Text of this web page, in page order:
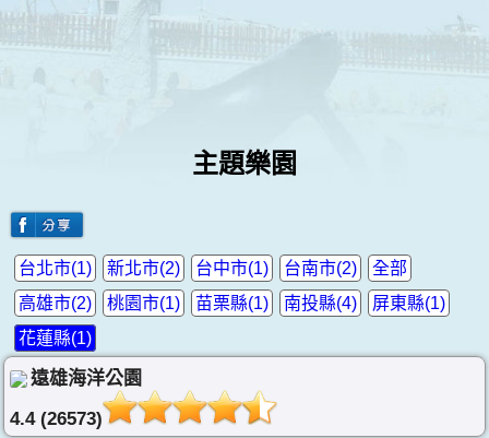
主題樂園
全部
台北市(1) 新北市(2) 台中市(1)
台南市(2)
高雄市(2)
桃園市(1) 苗栗縣(1) 南投縣(4)
屏東縣(1)
花蓮縣(1)
遠雄海洋公園
4.4 (26573)